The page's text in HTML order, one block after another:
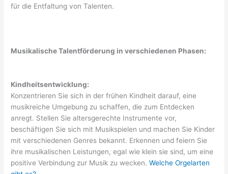
für die Entfaltung von Talenten.
Musikalische Talentförderung in verschiedenen Phasen:
Kindheitsentwicklung:
Konzentrieren Sie sich in der frühen Kindheit darauf, eine
musikreiche Umgebung zu schaffen, die zum Entdecken
anregt. Stellen Sie altersgerechte Instrumente vor,
beschäftigen Sie sich mit Musikspielen und machen Sie Kinder
mit verschiedenen Genres bekannt. Erkennen und feiern Sie
ihre musikalischen Leistungen, egal wie klein sie sind, um eine
positive Verbindung zur Musik zu wecken.Welche Orgelarten